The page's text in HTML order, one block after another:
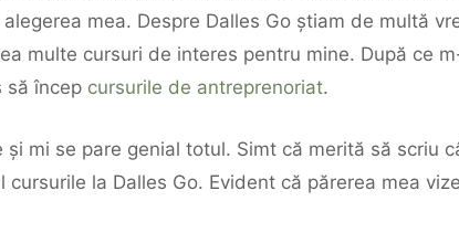
mea. Despre Dalles Go știam de multă
multe cursuri de interes pentru mine. După ce
să încep cursurile de antreprenoriat.
mi se pare genial totul. Simt că merită să scriu
la Dalles Go. Evident că părerea mea